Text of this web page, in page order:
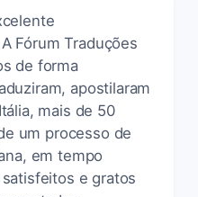
Fórum Traduções
de forma
apostilaram
mais de 50
um processo de
em tempo
e gratos